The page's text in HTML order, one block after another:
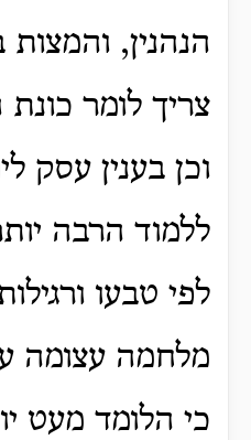
הנהנין, והמצות
צריך לומר
וכן בענין עסק
ללמוד הרבה
לפי טבעו
מלחמה עצומה
כי הלומד מעט